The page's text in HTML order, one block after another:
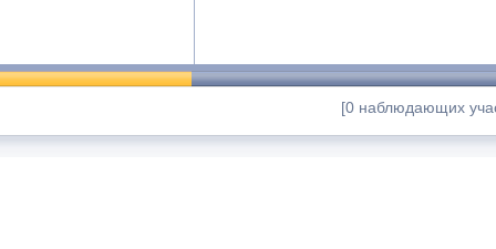
[0 наблюдающих